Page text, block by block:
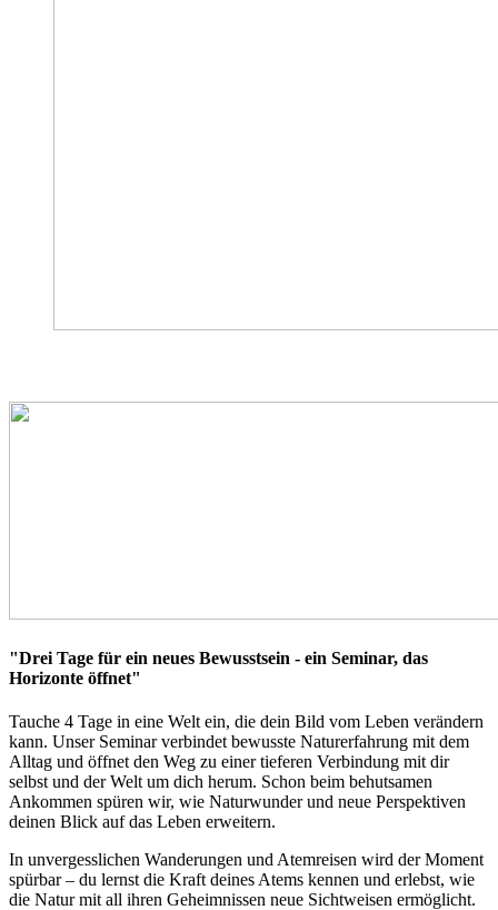
"Drei Tage für ein neues Bewusstsein - ein Seminar, das
Horizonte öffnet"
Tauche 4 Tage in eine Welt ein, die dein Bild vom Leben verändern
kann. Unser Seminar verbindet bewusste Naturerfahrung mit dem
Alltag und öffnet den Weg zu einer tieferen Verbindung mit dir
selbst und der Welt um dich herum. Schon beim behutsamen
Ankommen spüren wir, wie Naturwunder und neue Perspektiven
deinen Blick auf das Leben erweitern.
In unvergesslichen Wanderungen und Atemreisen wird der Moment
spürbar – du lernst die Kraft deines Atems kennen und erlebst, wie
die Natur mit all ihren Geheimnissen neue Sichtweisen ermöglicht.